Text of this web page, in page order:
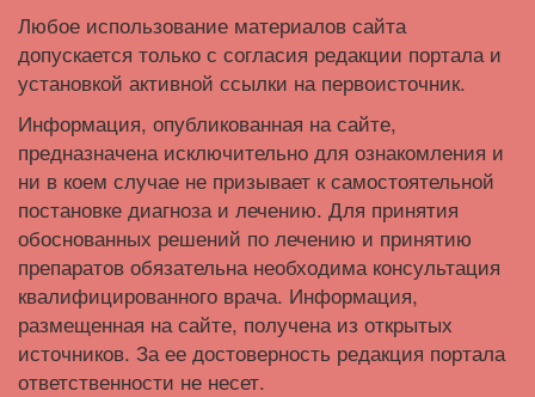
Любое использование материалов сайта
допускается только с согласия редакции портала и
установкой активной ссылки на первоисточник.
Информация, опубликованная на сайте,
предназначена исключительно для ознакомления и
ни в коем случае не призывает к самостоятельной
постановке диагноза и лечению. Для принятия
обоснованных решений по лечению и принятию
препаратов обязательна необходима консультация
квалифицированного врача. Информация,
размещенная на сайте, получена из открытых
источников. За ее достоверность редакция портала
ответственности не несет.